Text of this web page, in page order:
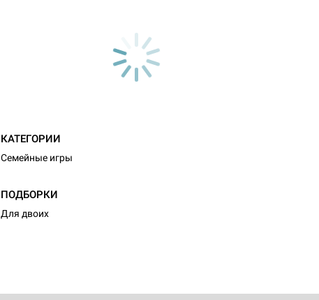
КАТЕГОРИИ
Семейные игры
ПОДБОРКИ
Для двоих